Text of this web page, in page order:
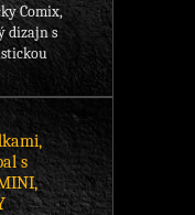
Comix,
dizajn s
s